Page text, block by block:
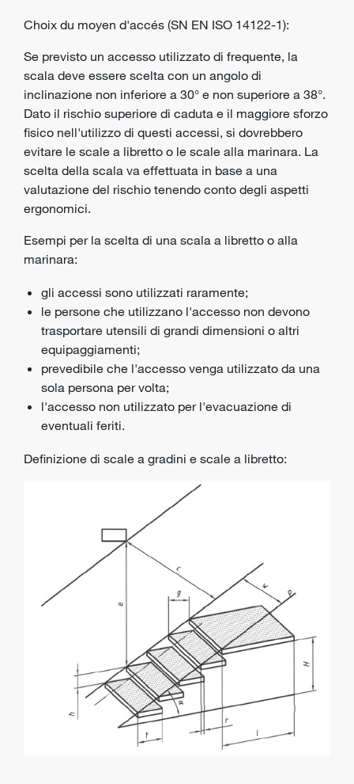
Choix du moyen d'accés (SN EN ISO 14122-1):
Se previsto un accesso utilizzato di frequente, la
scala deve essere scelta con un angolo di
inclinazione non inferiore a 30° e non superiore a 38°.
Dato il rischio superiore di caduta e il maggiore sforzo
fisico nell'utilizzo di questi accessi, si dovrebbero
evitare le scale a libretto o le scale alla marinara. La
scelta della scala va effettuata in base a una
valutazione del rischio tenendo conto degli aspetti
ergonomici.
Esempi per la scelta di una scala a libretto o alla
marinara:
gli accessi sono utilizzati raramente;
le persone che utilizzano l'accesso non devono
trasportare utensili di grandi dimensioni o altri
equipaggiamenti;
prevedibile che l'accesso venga utilizzato da una
sola persona per volta;
l'accesso non utilizzato per l'evacuazione di
eventuali feriti.
Definizione di scale a gradini e scale a libretto: